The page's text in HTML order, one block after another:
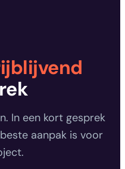
In een kort gesprek
aanpak is voor